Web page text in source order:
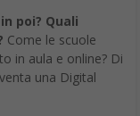
poi? Quali
Come le scuole
in aula e online? Di
una Digital